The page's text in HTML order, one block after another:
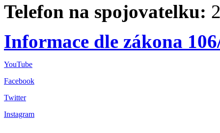
Telefon na spojovatelku:
Informace dle zákona
YouTube
Facebook
Twitter
Instagram